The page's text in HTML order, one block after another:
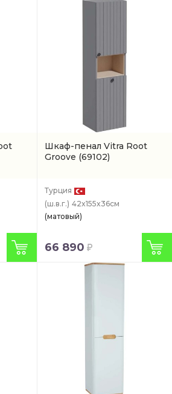
Шкаф-пенал Vitra Root
Groove (69102)
Турция
(ш.в.г.) 42x155x36см
(матовый)
66 890